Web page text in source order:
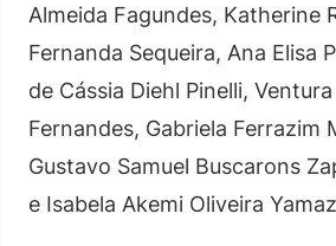
Almeida Fagundes, Katherine
Fernanda Sequeira, Ana Elisa
de Cássia Diehl Pinelli,
Fernandes, Gabriela Ferrazim
Gustavo Samuel Buscarons
e Isabela Akemi Oliveira